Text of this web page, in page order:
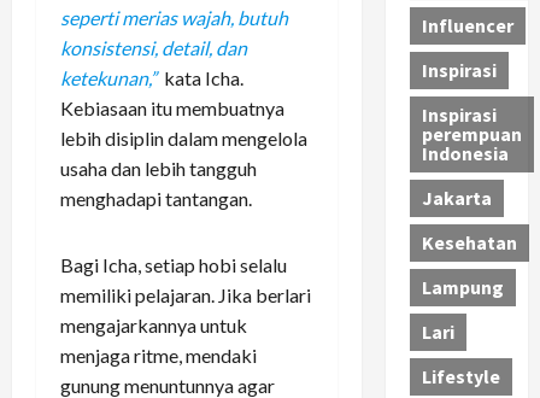
seperti merias wajah, butuh
konsistensi, detail, dan
ketekunan,” kata Icha.
Kebiasaan itu membuatnya
lebih disiplin dalam mengelola
usaha dan lebih tangguh
menghadapi tantangan.
Bagi Icha, setiap hobi selalu
memiliki pelajaran. Jika berlari
mengajarkannya untuk
menjaga ritme, mendaki
gunung menuntunnya agar
Influencer
Inspirasi
Inspirasi
perempuan
Indonesia
Jakarta
Kesehatan
Lampung
Lari
Lifestyle